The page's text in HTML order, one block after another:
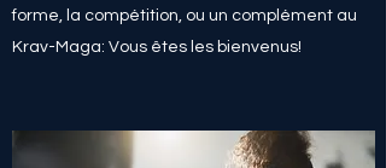
forme, la compétition, ou un complément au
Krav-Maga: Vous êtes les bienvenus!